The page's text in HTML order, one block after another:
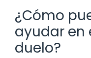
¿Cómo
ayudar en
duelo?